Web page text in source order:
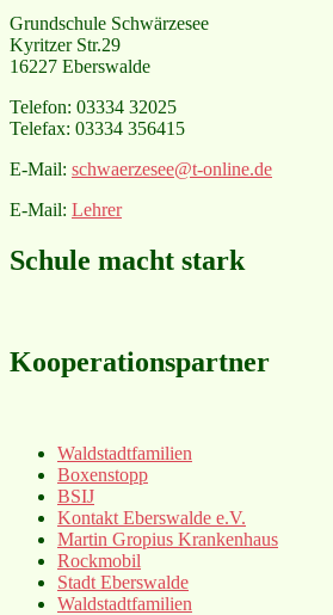
Grundschule Schwärzesee
Kyritzer Str.29
16227 Eberswalde
Telefon: 03334 32025
Telefax: 03334 356415
E-Mail: schwaerzesee@t-online.de
E-Mail: Lehrer
Schule macht stark
Kooperationspartner
Waldstadtfamilien
Boxenstopp
BSIJ
Kontakt Eberswalde e.V.
Martin Gropius Krankenhaus
Rockmobil
Stadt Eberswalde
Waldstadtfamilien